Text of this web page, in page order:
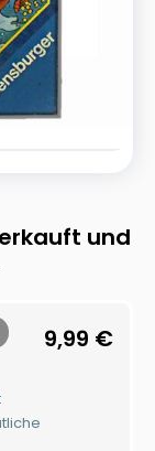
und
9,99 €